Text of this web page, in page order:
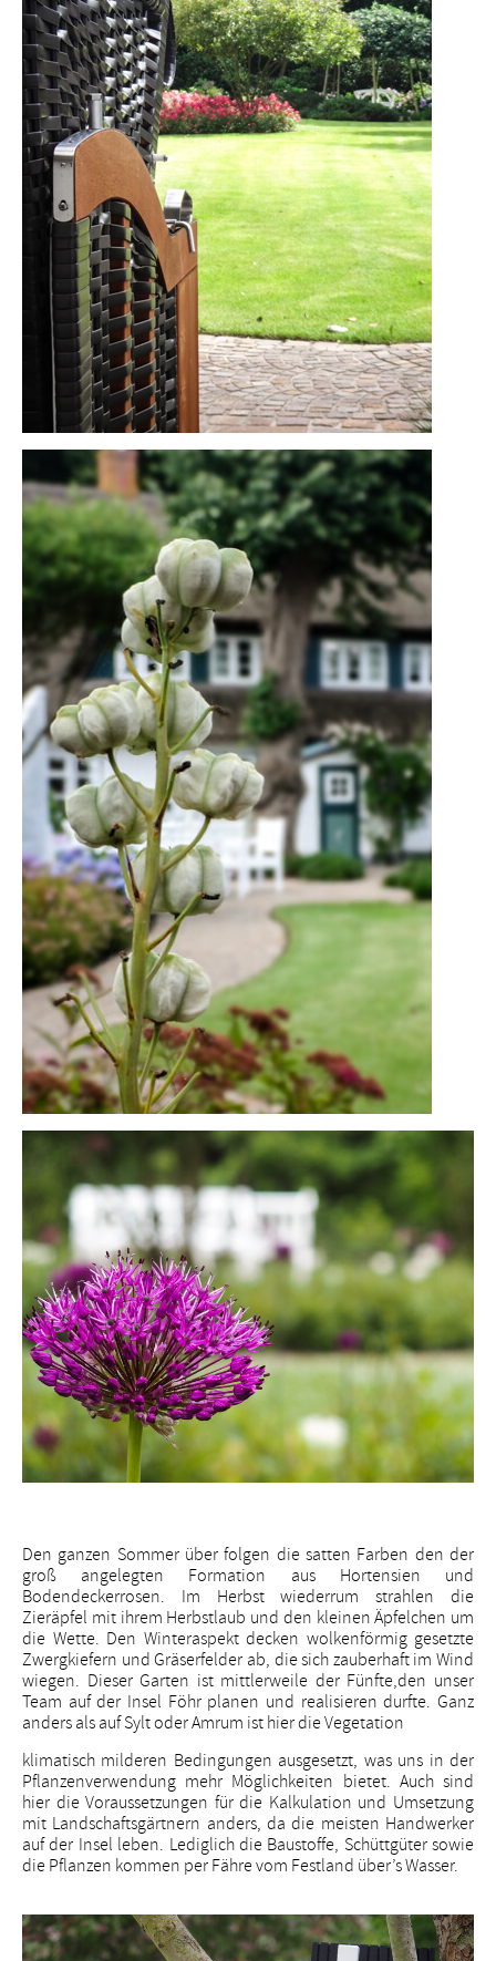
Den ganzen Sommer über folgen die satten Farben den der
groß angelegten Formation aus Hortensien und
Bodendeckerrosen. Im Herbst wiederrum strahlen die
Zieräpfel mit ihrem Herbstlaub und den kleinen Äpfelchen um
die Wette. Den Winteraspekt decken wolkenförmig gesetzte
Zwergkiefern und Gräserfelder ab, die sich zauberhaft im Wind
wiegen. Dieser Garten ist mittlerweile der Fünfte,den unser
Team auf der Insel Föhr planen und realisieren durfte. Ganz
anders als auf Sylt oder Amrum ist hier die Vegetation
klimatisch milderen Bedingungen ausgesetzt, was uns in der
Pflanzenverwendung mehr Möglichkeiten bietet. Auch sind
hier die Voraussetzungen für die Kalkulation und Umsetzung
mit Landschaftsgärtnern anders, da die meisten Handwerker
auf der Insel leben. Lediglich die Baustoffe, Schüttgüter sowie
die Pflanzen kommen per Fähre vom Festland über’s Wasser.